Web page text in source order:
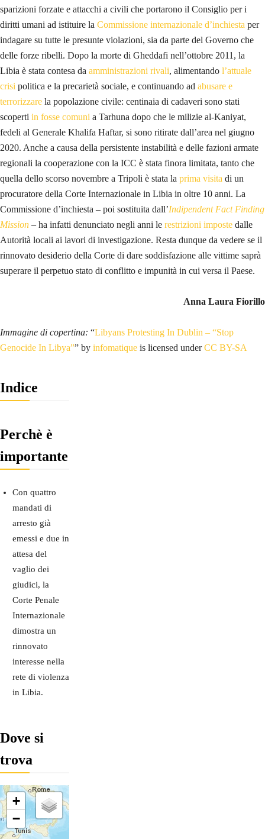
i
c
e
r
c
a
d
i
g
i
u
s
t
i
z
i
a
i
b
i
sparizioni forzate e attacchi a civili che portarono il Consiglio per i
diritti umani ad istituire la Commissione internazionale d’inchiesta per
indagare su tutte le presunte violazioni, sia da parte del Governo che
delle forze ribelli. Dopo la morte di Gheddafi nell’ottobre 2011, la
Libia è stata contesa da amministrazioni rivali, alimentando l’attuale
crisi politica e la precarietà sociale, e continuando ad abusare e
terrorizzare la popolazione civile: centinaia di cadaveri sono stati
scoperti in fosse comuni a Tarhuna dopo che le milizie al-Kaniyat,
fedeli al Generale Khalifa Haftar, si sono ritirate dall’area nel giugno
2020. Anche a causa della persistente instabilità e delle fazioni armate
regionali la cooperazione con la ICC è stata finora limitata, tanto che
quella dello scorso novembre a Tripoli è stata la prima visita di un
procuratore della Corte Internazionale in Libia in oltre 10 anni. La
Commissione d’inchiesta – poi sostituita dall’Indipendent Fact Finding
Mission – ha infatti denunciato negli anni le restrizioni imposte dalle
Autorità locali ai lavori di investigazione. Resta dunque da vedere se il
rinnovato desiderio della Corte di dare soddisfazione alle vittime saprà
superare il perpetuo stato di conflitto e impunità in cui versa il Paese.
Anna Laura Fiorillo
Immagine di copertina: “Libyans Protesting In Dublin – “Stop
Genocide In Libya”” by infomatique is licensed underCC BY-SA
Indice
Perchè è
importante
Con quattro
mandati di
arresto già
emessi e due in
attesa del
vaglio dei
giudici, la
Corte Penale
Internazionale
dimostra un
rinnovato
interesse nella
rete di violenza
in Libia.
Dove si
trova